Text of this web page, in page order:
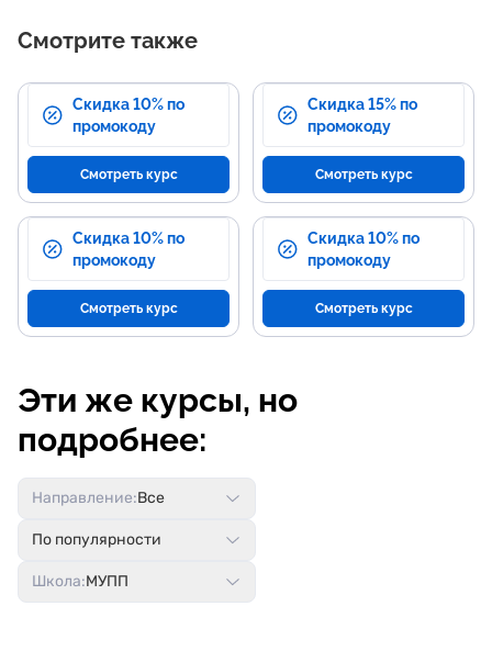
Смотрите также
Скидка 10% по
промокоду
Смотреть курс
Скидка 15% по
промокоду
Смотреть курс
Скидка 10% по
промокоду
Смотреть курс
Скидка 10% по
промокоду
Смотреть курс
Эти же курсы, но
подробнее:
Направление:Все
По популярности
Школа:МУПП